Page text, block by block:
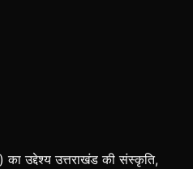
उद्देश्य उत्तराखंड की संस्कृति,